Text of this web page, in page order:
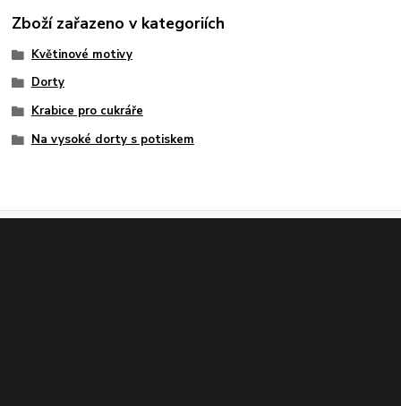
Zboží zařazeno v kategoriích
Květinové motivy
Dorty
Krabice pro cukráře
Na vysoké dorty s potiskem